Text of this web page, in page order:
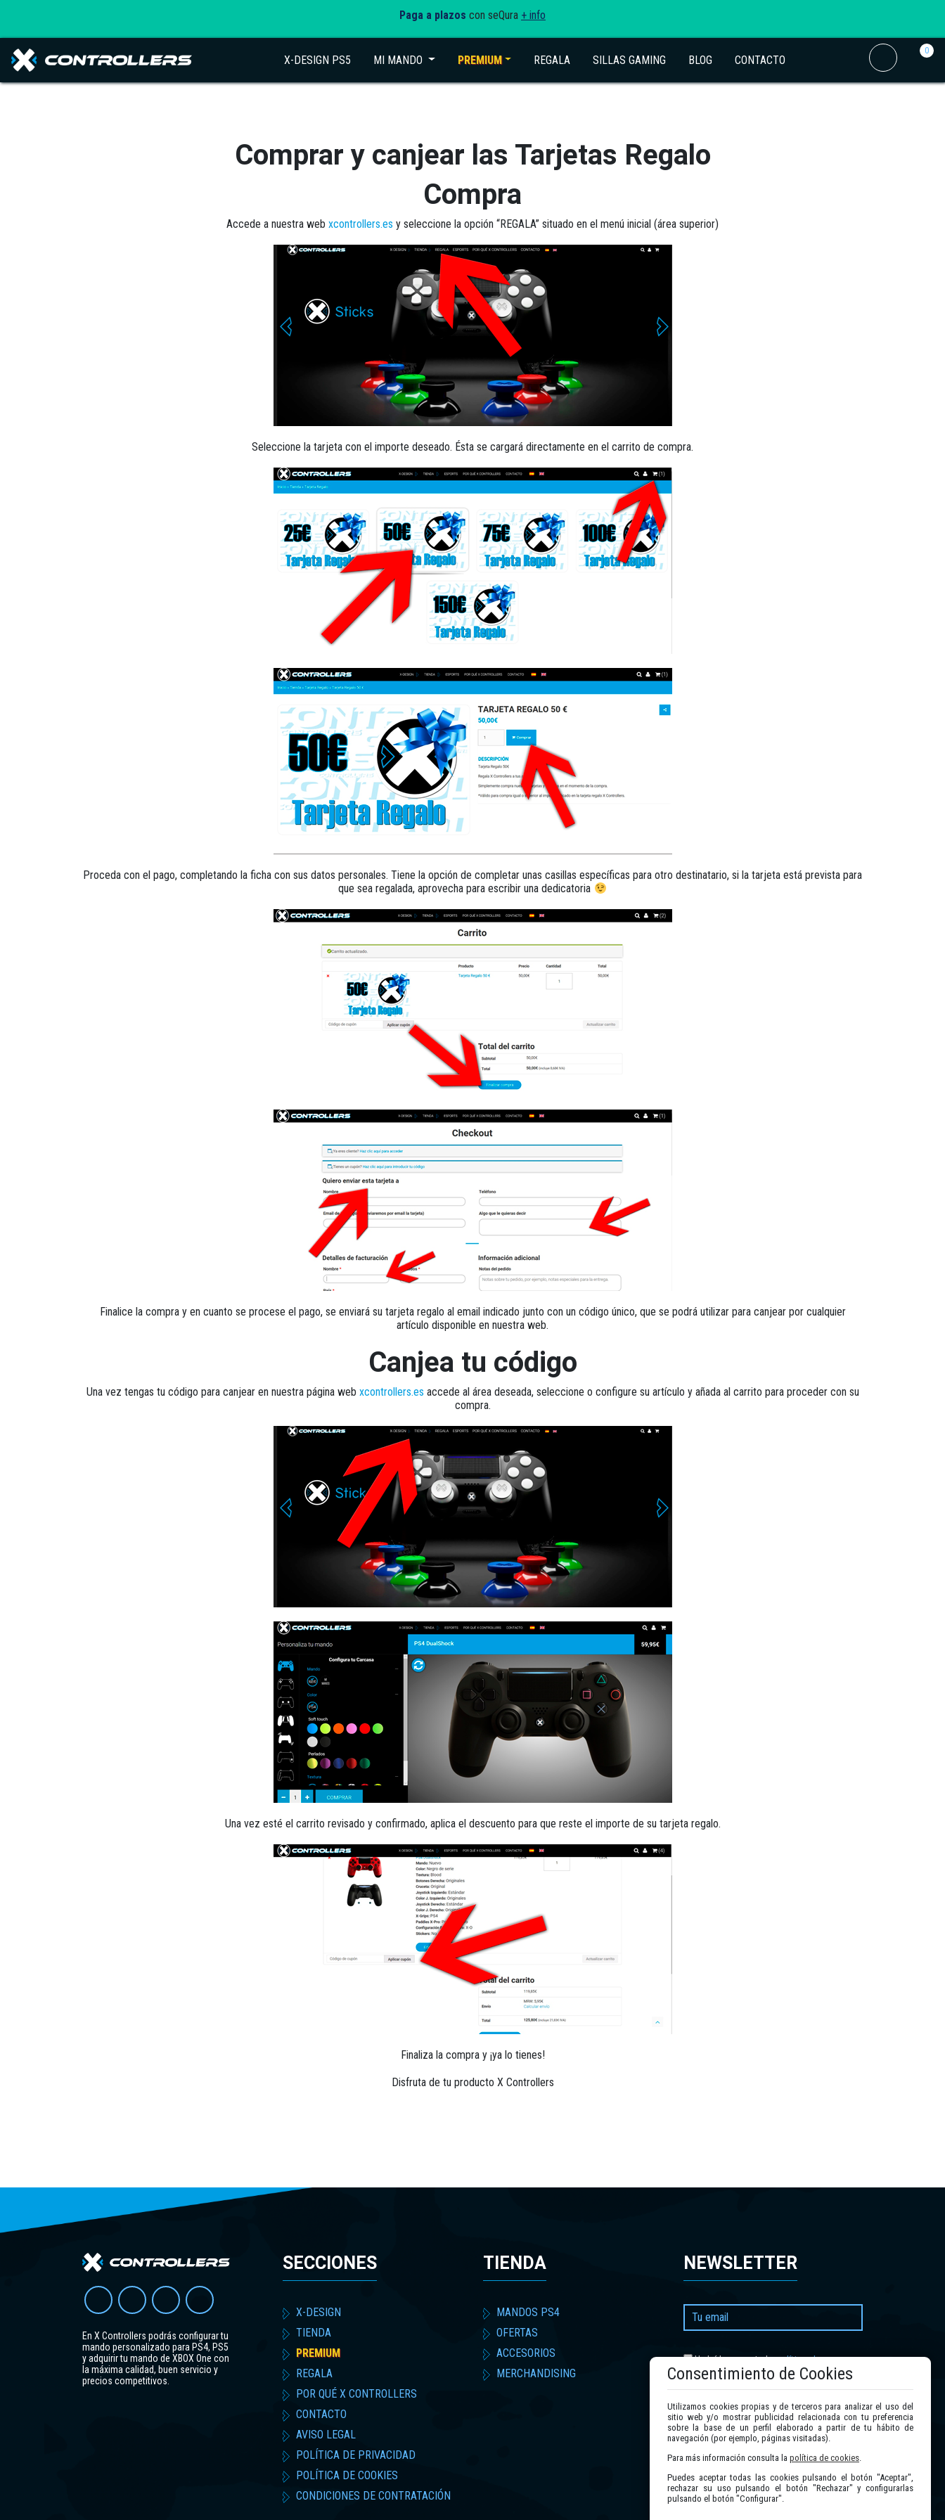
Paga a plazos con seQura + info
X-DESIGN PS5 MI MANDO (current)PREMIUM REGALA SILLAS GAMING BLOG CONTACTO
0
Comprar y canjear las Tarjetas Regalo
Compra
Accede a nuestra web xcontrollers.es y seleccione la opción “REGALA” situado en el menú inicial (área superior)
Seleccione la tarjeta con el importe deseado. Ésta se cargará directamente en el carrito de compra.
Proceda con el pago, completando la ficha con sus datos personales. Tiene la opción de completar unas casillas específicas para otro destinatario, si la tarjeta está prevista para
que sea regalada, aprovecha para escribir una dedicatoria
Finalice la compra y en cuanto se procese el pago, se enviará su tarjeta regalo al email indicado junto con un código único, que se podrá utilizar para canjear por cualquier
artículo disponible en nuestra web.
Canjea tu código
Una vez tengas tu código para canjear en nuestra página web xcontrollers.es accede al área deseada, seleccione o configure su artículo y añada al carrito para proceder con su
compra.
Una vez esté el carrito revisado y confirmado, aplica el descuento para que reste el importe de su tarjeta regalo.
Finaliza la compra y ¡ya lo tienes!
Disfruta de tu producto X Controllers
En X Controllers podrás configurar tu
mando personalizado para PS4, PS5
y adquirir tu mando de XBOX One con
la máxima calidad, buen servicio y
precios competitivos.
SECCIONES
X-DESIGN
TIENDA
PREMIUM
REGALA
POR QUÉ X CONTROLLERS
CONTACTO
AVISO LEGAL
POLÍTICA DE PRIVACIDAD
POLÍTICA DE COOKIES
CONDICIONES DE CONTRATACIÓN
TIENDA
MANDOS PS4
OFERTAS
ACCESORIOS
MERCHANDISING
NEWSLETTER
He leído y acepto lapolítica de
privacidad.
Enviar
Consentimiento de Cookies
Utilizamos cookies propias y de terceros para analizar el uso del
sitio web y/o mostrar publicidad relacionada con tu preferencia
sobre la base de un perfil elaborado a partir de tu hábito de
navegación (por ejemplo, páginas visitadas).
Para más información consulta la política de cookies.
Puedes aceptar todas las cookies pulsando el botón "Aceptar",
rechazar su uso pulsando el botón "Rechazar" y configurarlas
pulsando el botón "Configurar".